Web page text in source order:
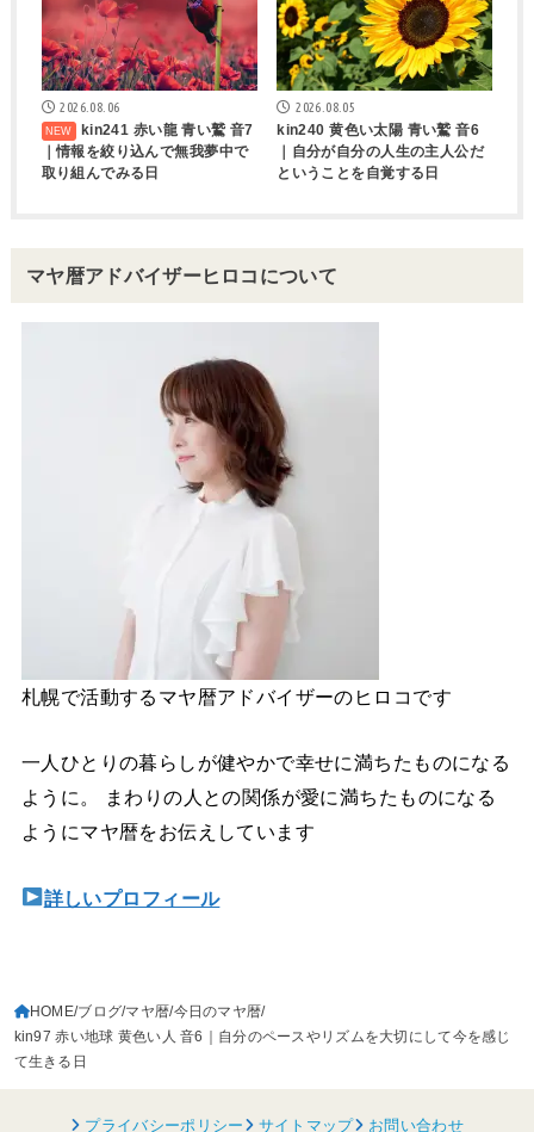
2026.08.06
kin241 赤い龍 青い鷲 音7
｜情報を絞り込んで無我夢中で
取り組んでみる日
2026.08.05
kin240 黄色い太陽 青い鷲 音6
｜自分が自分の人生の主人公だ
ということを自覚する日
マヤ暦アドバイザーヒロコについて
札幌で活動するマヤ暦アドバイザーのヒロコです
一人ひとりの暮らしが健やかで幸せに満ちたものになる
ように。 まわりの人との関係が愛に満ちたものになる
ようにマヤ暦をお伝えしています
詳しいプロフィール
HOME ブログ マヤ暦 今日のマヤ暦
kin97 赤い地球 黄色い人 音6｜自分のペースやリズムを大切にして今を感じ
て生きる日
プライバシーポリシー サイトマップ お問い合わせ